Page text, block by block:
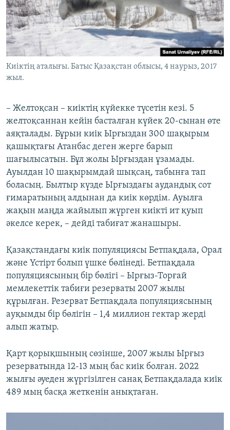
Киіктің аталығы. Батыс Қазақстан облысы, 4 наурыз, 2017
жыл.
– Желтоқсан – киіктің күйекке түсетін кезі. 5
желтоқсаннан кейін басталған күйек 20-сынан өте
аяқталады. Бұрын киік Ырғыздан 300 шақырым
қашықтағы Атанбас деген жерге барып
шағылысатын. Бұл жолы Ырғыздан ұзамады.
Ауылдан 10 шақырымдай шықсаң, табынға тап
боласың. Былтыр күзде Ырғыздағы аудандық сот
ғимаратының алдынан да киік көрдім. Ауылға
жақын маңда жайылып жүрген киікті ит қуып
әкелсе керек, – дейді табиғат жанашыры.
Қазақстандағы киік популяциясы Бетпақдала, Орал
және Үстірт болып үшке бөлінеді. Бетпақдала
популяциясының бір бөлігі – Ырғыз-Торғай
мемлекеттік табиғи резерваты 2007 жылы
құрылған. Резерват Бетпақдала популяциясының
ауқымды бір бөлігін – 1,4 миллион гектар жерді
алып жатыр.
Қарт қорықшының сөзінше, 2007 жылы Ырғыз
резерватында 12-13 мың бас киік болған. 2022
жылғы әуеден жүргізілген санақ Бетпақдалада киік
489 мың басқа жеткенін анықтаған.